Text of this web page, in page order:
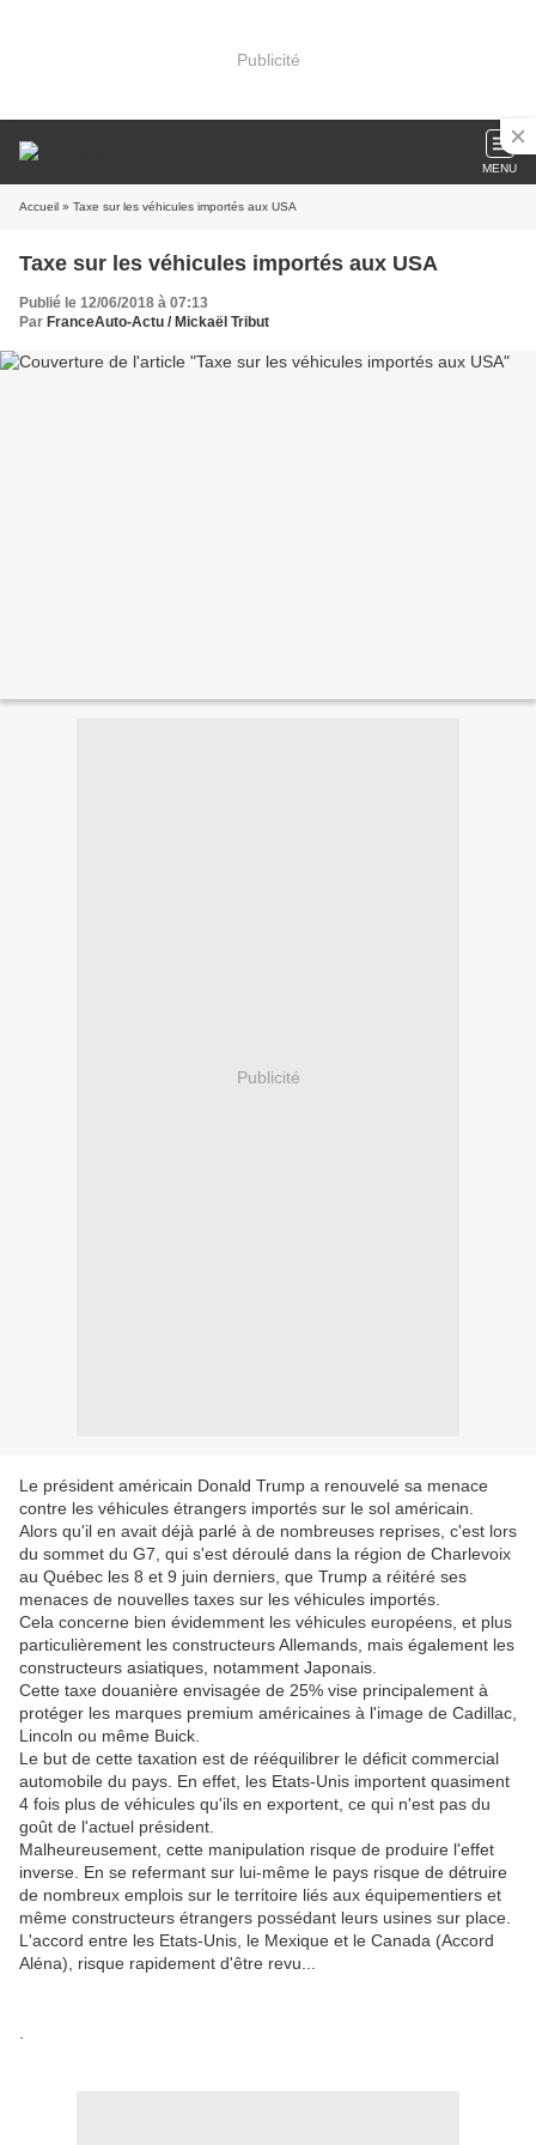
Publicité
MENU
Accueil » Taxe sur les véhicules importés aux USA
Taxe sur les véhicules importés aux USA
Publié le 12/06/2018 à 07:13
Par FranceAuto-Actu / Mickaël Tribut
Publicité
Le président américain Donald Trump a renouvelé sa menace
contre les véhicules étrangers importés sur le sol américain.
Alors qu'il en avait déjà parlé à de nombreuses reprises, c'est lors
du sommet du G7, qui s'est déroulé dans la région de Charlevoix
au Québec les 8 et 9 juin derniers, que Trump a réitéré ses
menaces de nouvelles taxes sur les véhicules importés.
Cela concerne bien évidemment les véhicules européens, et plus
particulièrement les constructeurs Allemands, mais également les
constructeurs asiatiques, notamment Japonais.
Cette taxe douanière envisagée de 25% vise principalement à
protéger les marques premium américaines à l'image de Cadillac,
Lincoln ou même Buick.
Le but de cette taxation est de rééquilibrer le déficit commercial
automobile du pays. En effet, les Etats-Unis importent quasiment
4 fois plus de véhicules qu'ils en exportent, ce qui n'est pas du
goût de l'actuel président.
Malheureusement, cette manipulation risque de produire l'effet
inverse. En se refermant sur lui-même le pays risque de détruire
de nombreux emplois sur le territoire liés aux équipementiers et
même constructeurs étrangers possédant leurs usines sur place.
L'accord entre les Etats-Unis, le Mexique et le Canada (Accord
Aléna), risque rapidement d'être revu...